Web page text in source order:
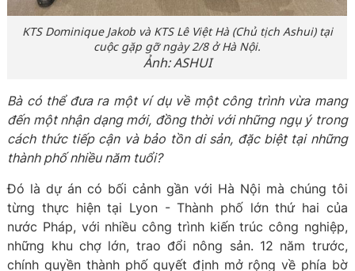
KTS Dominique Jakob và KTS Lê Việt Hà (Chủ tịch Ashui) tại
cuộc gặp gỡ ngày 2/8 ở Hà Nội.
Ảnh: ASHUI
Bà có thể đưa ra một ví dụ về một công trình vừa mang
đến một nhận dạng mới, đồng thời với những ngụ ý trong
cách thức tiếp cận và bảo tồn di sản, đặc biệt tại những
thành phố nhiều năm tuổi?
Đó là dự án có bối cảnh gần với Hà Nội mà chúng tôi
từng thực hiện tại Lyon - Thành phố lớn thứ hai của
nước Pháp, với nhiều công trình kiến trúc công nghiệp,
những khu chợ lớn, trao đổi nông sản. 12 năm trước,
chính quyền thành phố quyết định mở rộng về phía bờ